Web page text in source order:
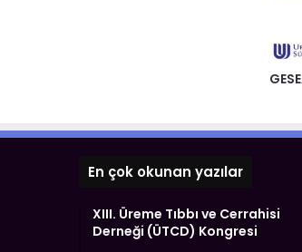
En çok okunan yazılar
XIII. Üreme Tıbbı ve Cerrahisi
Derneği (ÜTCD) Kongresi